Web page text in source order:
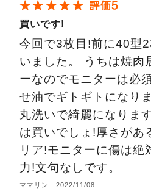
買いです!
今回で3枚目!前に40型
いました。 うちは焼肉
ーなのでモニターは必
せ油でギトギトになり
丸洗いで綺麗になりま
は買いでしょ!厚さがあ
リア!モニターに傷は絶
力!文句なしです。
ママリン｜2022/11/08